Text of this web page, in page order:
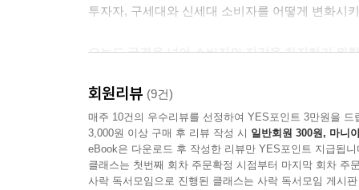
투자자, 구세대와 신세대 소비자를 어떻게 변화시
오늘도 국경을 넘어 소비자의 지갑을 차지하기 위한
기술&비즈니스 저널리스트로서 아마존과 월마
걸쳐 150여 명의 사람과 수백 시간에 달하는 인
직원부터, 생계를 위해 두 기업의 플랫폼에 의존
임원도 있다. 그들의 생생한 증언을 바탕으로 월
회원리뷰 (9건)
매주 10건의 우수리뷰를 선정하여 YES포인트 3만원을 드
3,000원 이상 구매 후 리뷰 작성 시 일반회원 300원, 마니
eBook은 다운로드 후 작성한 리뷰만 YES포인트 지급됩니
클래스는 첫번째 회차 주문확정 시점부터 마지막 회차 주
사락 독서모임으로 진행된 클래스는 사락 독서모임 게시